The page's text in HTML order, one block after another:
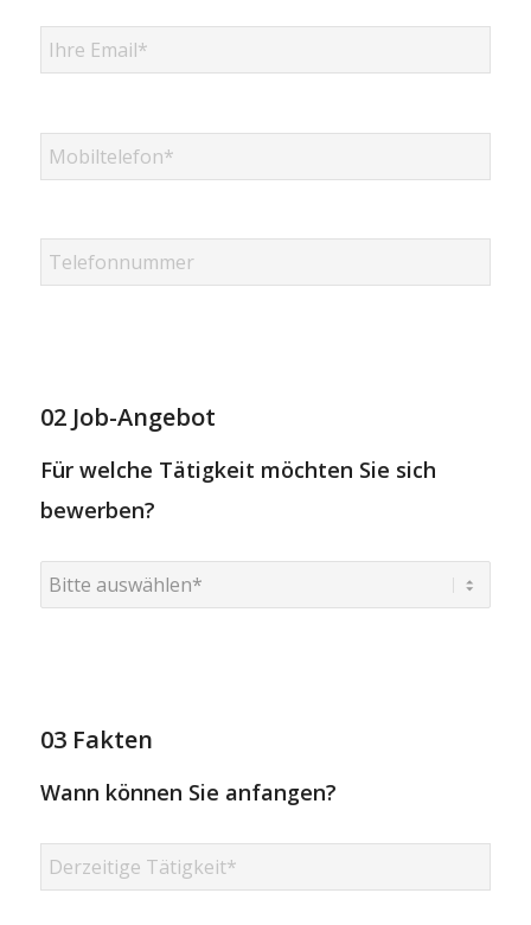
02 Job-Angebot
Für welche Tätigkeit möchten Sie sich
bewerben?
03 Fakten
Wann können Sie anfangen?